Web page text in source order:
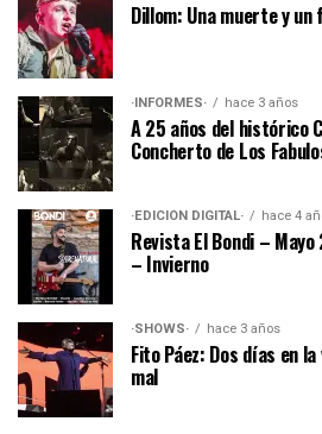
Dillom: Una muerte y un
·INFORMES· hace 3 años
A 25 años del histórico
Concherto de Los
·EDICIÓN DIGITAL· hace 4
Revista El Bondi –
– Invierno
·SHOWS· hace 3 años
Fito Páez: Dos días en
mal